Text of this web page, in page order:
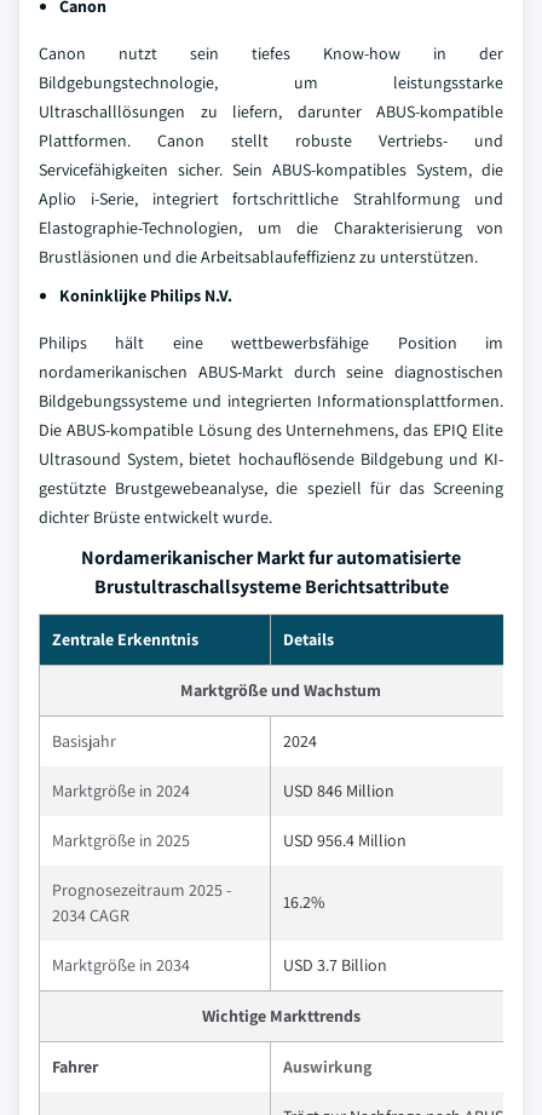
Canon
Canon nutzt sein tiefes Know-how in der
Bildgebungstechnologie, um leistungsstarke
Ultraschalllösungen zu liefern, darunter ABUS-kompatible
Plattformen. Canon stellt robuste Vertriebs- und
Servicefähigkeiten sicher. Sein ABUS-kompatibles System, die
Aplio i-Serie, integriert fortschrittliche Strahlformung und
Elastographie-Technologien, um die Charakterisierung von
Brustläsionen und die Arbeitsablaufeffizienz zu unterstützen.
Koninklijke Philips N.V.
Philips hält eine wettbewerbsfähige Position im
nordamerikanischen ABUS-Markt durch seine diagnostischen
Bildgebungssysteme und integrierten Informationsplattformen.
Die ABUS-kompatible Lösung des Unternehmens, das EPIQ Elite
Ultrasound System, bietet hochauflösende Bildgebung und KI-
gestützte Brustgewebeanalyse, die speziell für das Screening
dichter Brüste entwickelt wurde.
Nordamerikanischer Markt fur automatisierte
Brustultraschallsysteme Berichtsattribute
Zentrale Erkenntnis Details
Marktgröße und Wachstum
Basisjahr 2024
Marktgröße in 2024 USD 846 Million
Marktgröße in 2025 USD 956.4 Million
Prognosezeitraum 2025 -
2034 CAGR
16.2%
Marktgröße in 2034 USD 3.7 Billion
Wichtige Markttrends
Fahrer Auswirkung